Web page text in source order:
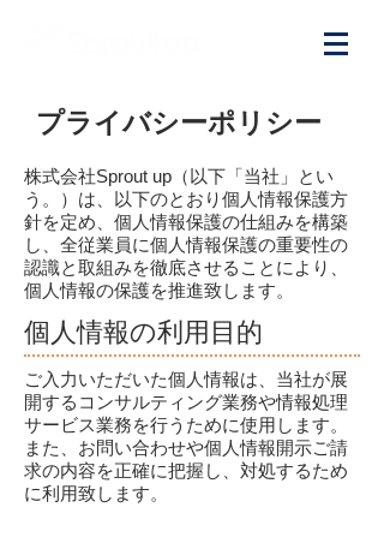
プライバシーポリシー
株式会社Sprout up（以下「当社」とい
う。）は、以下のとおり個人情報保護方
針を定め、個人情報保護の仕組みを構築
し、全従業員に個人情報保護の重要性の
認識と取組みを徹底させることにより、
個人情報の保護を推進致します。
個人情報の利用目的
ご入力いただいた個人情報は、当社が展
開するコンサルティング業務や情報処理
サービス業務を行うために使用します。
また、お問い合わせや個人情報開示ご請
求の内容を正確に把握し、対処するため
に利用致します。